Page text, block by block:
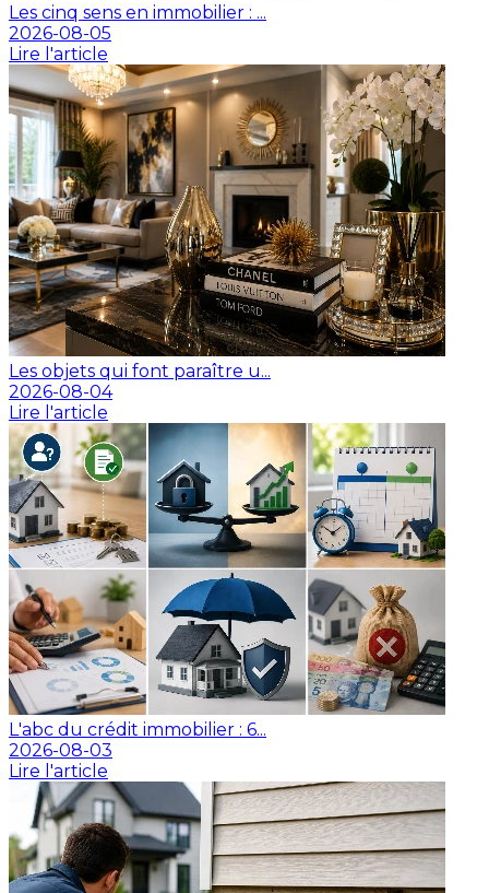
Les cinq sens en immobilier : ...
2026-08-05
Lire l'article
Les objets qui font paraître u...
2026-08-04
Lire l'article
L'abc du crédit immobilier : 6...
2026-08-03
Lire l'article